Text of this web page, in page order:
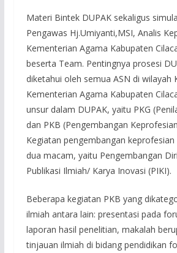
Materi Bintek DUPAK sekaligus
Pengawas Hj.Umiyanti,MSI, Analis
Kementerian Agama Kabupaten
beserta Team. Pentingnya prosesi
diketahui oleh semua ASN di wilayah
Kementerian Agama Kabupaten
unsur dalam DUPAK, yaitu PKG
dan PKB (Pengembangan
Kegiatan pengembangan
dua macam, yaitu Pengembangan
Publikasi Ilmiah/ Karya Inovasi (PIKI).
Beberapa kegiatan PKB yang
ilmiah antara lain: presentasi pada
laporan hasil penelitian, makalah
tinjauan ilmiah di bidang pendidikan